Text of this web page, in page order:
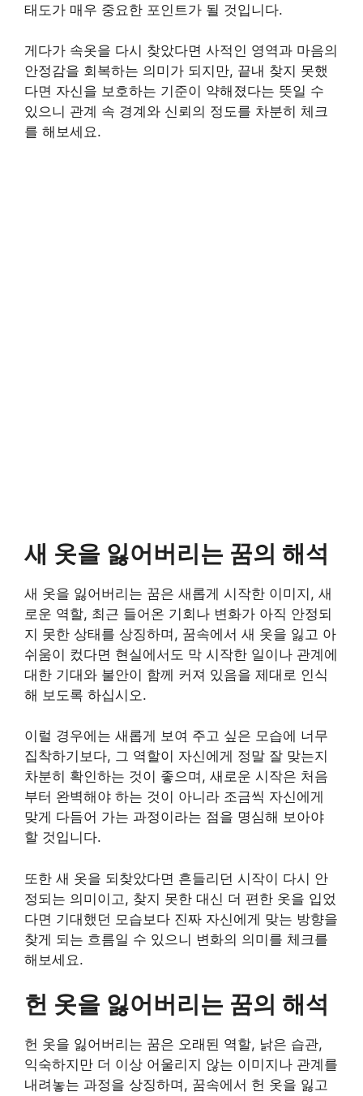
태도가 매우 중요한 포인트가 될 것입니다.
게다가 속옷을 다시 찾았다면 사적인 영역과 마음의
안정감을 회복하는 의미가 되지만, 끝내 찾지 못했
다면 자신을 보호하는 기준이 약해졌다는 뜻일 수
있으니 관계 속 경계와 신뢰의 정도를 차분히 체크
를 해보세요.
새 옷을 잃어버리는 꿈의 해석
새 옷을 잃어버리는 꿈은 새롭게 시작한 이미지, 새
로운 역할, 최근 들어온 기회나 변화가 아직 안정되
지 못한 상태를 상징하며, 꿈속에서 새 옷을 잃고 아
쉬움이 컸다면 현실에서도 막 시작한 일이나 관계에
대한 기대와 불안이 함께 커져 있음을 제대로 인식
해 보도록 하십시오.
이럴 경우에는 새롭게 보여 주고 싶은 모습에 너무
집착하기보다, 그 역할이 자신에게 정말 잘 맞는지
차분히 확인하는 것이 좋으며, 새로운 시작은 처음
부터 완벽해야 하는 것이 아니라 조금씩 자신에게
맞게 다듬어 가는 과정이라는 점을 명심해 보아야
할 것입니다.
또한 새 옷을 되찾았다면 흔들리던 시작이 다시 안
정되는 의미이고, 찾지 못한 대신 더 편한 옷을 입었
다면 기대했던 모습보다 진짜 자신에게 맞는 방향을
찾게 되는 흐름일 수 있으니 변화의 의미를 체크를
해보세요.
헌 옷을 잃어버리는 꿈의 해석
헌 옷을 잃어버리는 꿈은 오래된 역할, 낡은 습관,
익숙하지만 더 이상 어울리지 않는 이미지나 관계를
내려놓는 과정을 상징하며, 꿈속에서 헌 옷을 잃고